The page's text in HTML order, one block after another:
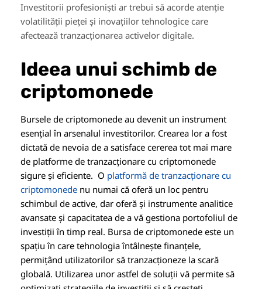
Investitorii profesioniști ar trebui să acorde atenție
volatilității pieței și inovațiilor tehnologice care
afectează tranzacționarea activelor digitale.
Ideea unui schimb de
criptomonede
Bursele de criptomonede au devenit un instrument
esențial în arsenalul investitorilor. Crearea lor a fost
dictată de nevoia de a satisface cererea tot mai mare
de platforme de tranzacționare cu criptomonede
sigure și eficiente. O platformă de tranzacționare cu
criptomonede nu numai că oferă un loc pentru
schimbul de active, dar oferă și instrumente analitice
avansate și capacitatea de a vă gestiona portofoliul de
investiții în timp real. Bursa de criptomonede este un
spațiu în care tehnologia întâlnește finanțele,
permițând utilizatorilor să tranzacționeze la scară
globală. Utilizarea unor astfel de soluții vă permite să